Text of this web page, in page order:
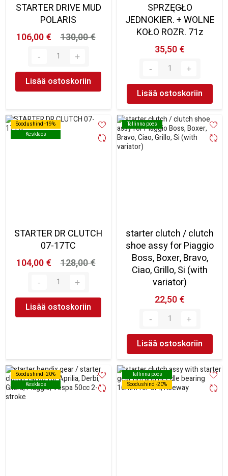
STARTER DRIVE MUD
POLARIS
106,00 €
130,00 €
Lisää ostoskoriin
SPRZĘGŁO
JEDNOKIER. + WOLNE
KOŁO ROZR. 71z
35,50 €
Lisää ostoskoriin
Soodushind -19%
Kesklaos
Soodushind -19%
Kesklaos
STARTER DR CLUTCH
07-17TC
104,00 €
128,00 €
Lisää ostoskoriin
Tallinna poes
Tallinna poes
starter clutch / clutch
shoe assy for Piaggio
Boss, Boxer, Bravo,
Ciao, Grillo, Si (with
variator)
22,50 €
Lisää ostoskoriin
Soodushind -20%
Kesklaos
Soodushind -20%
Kesklaos
Tallinna poes
Soodushind -20%
Tallinna poes
Soodushind -20%